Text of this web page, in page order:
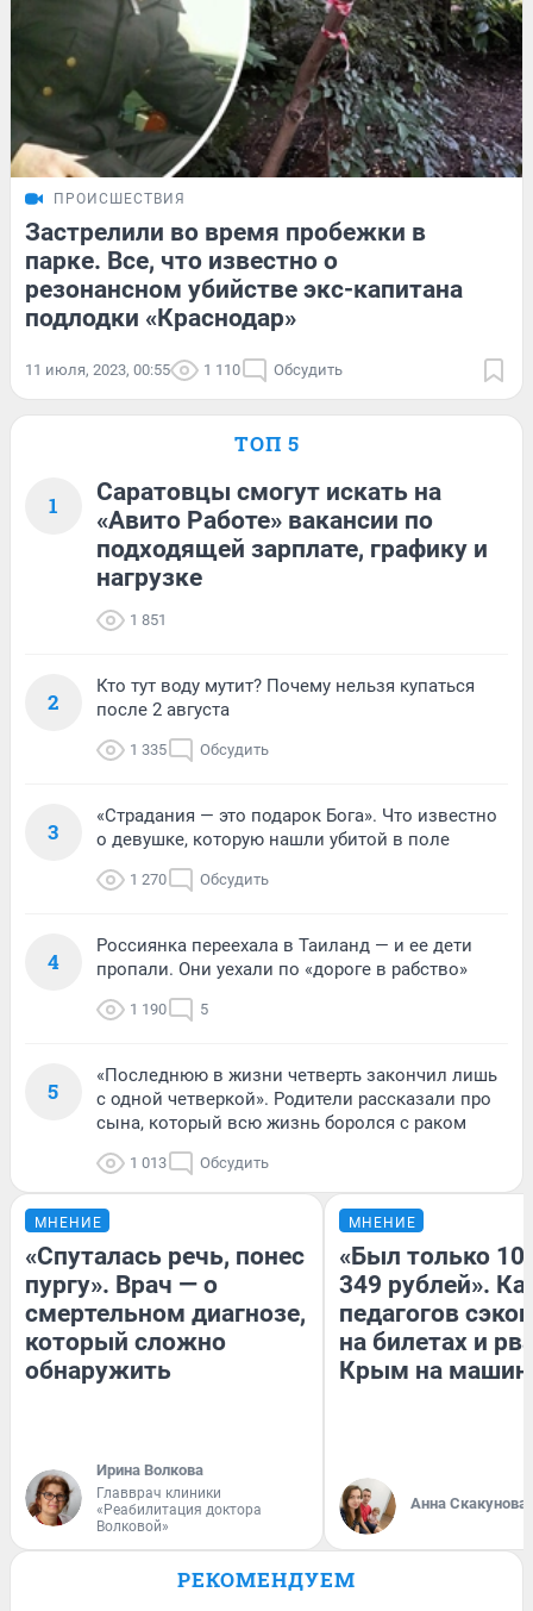
ПРОИСШЕСТВИЯ
Застрелили во время пробежки в
парке. Все, что известно о
резонансном убийстве экс-капитана
подлодки «Краснодар»
11 июля, 2023, 00:55 1 110 Обсудить
ТОП 5
1
Саратовцы смогут искать на
«Авито Работе» вакансии по
подходящей зарплате, графику и
нагрузке
1 851
2
Кто тут воду мутит? Почему нельзя купаться
после 2 августа
1 335 Обсудить
3
«Страдания — это подарок Бога». Что известно
о девушке, которую нашли убитой в поле
1 270 Обсудить
4
Россиянка переехала в Таиланд — и ее дети
пропали. Они уехали по «дороге в рабство»
1 190 5
5
«Последнюю в жизни четверть закончил лишь
с одной четверкой». Родители рассказали про
сына, который всю жизнь боролся с раком
1 013 Обсудить
МНЕНИЕ
«Спуталась речь, понес
пургу». Врач — о
смертельном диагнозе,
который сложно
обнаружить
Ирина Волкова
Главврач клиники
«Реабилитация доктора
Волковой»
МНЕНИЕ
«Был только
349 рублей».
педагогов
на билетах и
Крым на
Анна Скакунова
РЕКОМЕНДУЕМ